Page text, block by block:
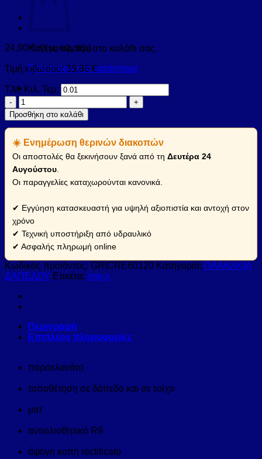
Κανένα προϊόν στο καλάθι σας.
Επιστροφή στο κατάστημα
24,90€/(τ.μ, κιλ, τεμ)
Τιμή κιβωτίου:35,86€
Τ.Μ, Κιλ, Τεμ:
Πλακάκι
GRICHER
Crema
60x120cm
(GRICRE60120)
ποσότητα
Προσθήκη στο καλάθι
☀️ Ενημέρωση θερινών διακοπών
Οι αποστολές θα ξεκινήσουν ξανά από τη Δευτέρα 24
Αυγούστου
Οι παραγγελίες καταχωρούνται κανονικά.
✔ Εγγύηση κατασκευαστή για υψηλή αξιοπιστία και αντοχή στον
χρόνο
✔ Τεχνική υποστήριξη από υδραυλικό
✔ Ασφαλής πληρωμή online
Κωδικός προϊόντος: GRICRE60120 Κατηγορία: ΠΛΑΚΑΚΙΑ
ΔΑΠΕΔΟΥ Ετικέτα: imp-x
Περιγραφή
Επιπλέον πληροφορίες
πορσελανάτο
τοποθέτηση σε δάπεδο και σε τοίχο
ματ
αντιολισθητικό R9
άψογη κοπή rectificato